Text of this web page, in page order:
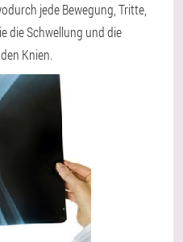
jede Bewegung, Tritte,
die Schwellung und die
Knien.